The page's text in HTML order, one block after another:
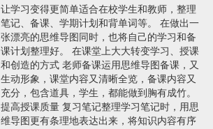
让学习变得更简单适合在校学生和教师，整理
笔记、备课、学期计划和背单词等。 在做出一
张漂亮的思维导图同时，也将自己的学习和备
课计划整理好。 在课堂上大大转变学习、授课
和创造的方式 老师备课运用思维导图备课，又
生动形象，课堂内容又清晰全览，备课内容又
充分，包含道具，学生，都能做到胸有成竹。
提高授课质量 复习笔记整理学习笔记时，用思
维导图更有条理地表达出来，将知识内容有序